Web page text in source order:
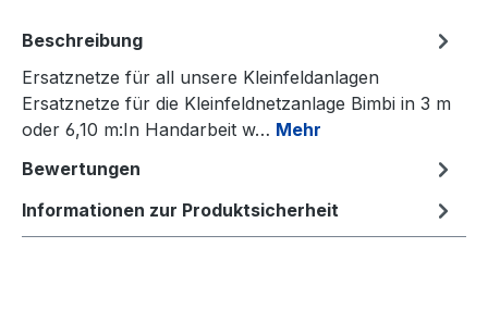
Beschreibung
Ersatznetze für all unsere Kleinfeldanlagen
Ersatznetze für die Kleinfeldnetzanlage Bimbi in 3 m
oder 6,10 m:In Handarbeit w… Mehr
Bewertungen
Informationen zur Produktsicherheit